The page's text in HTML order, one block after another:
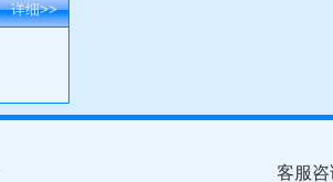
详细>>
客服咨